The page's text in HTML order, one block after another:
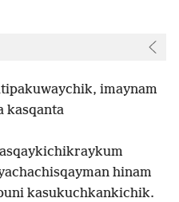
imaynam
kasqanta
hinam
kasukuchkankichik.